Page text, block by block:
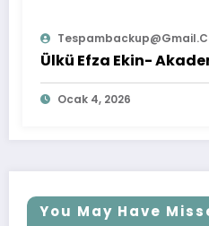
Ülkü Efza Ekin-
Ocak 4, 2026
You May Have